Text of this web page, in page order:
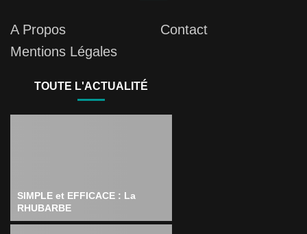
A Propos
Contact
Mentions Légales
TOUTE L'ACTUALITÉ
SIMPLE et EFFICACE : La
RHUBARBE